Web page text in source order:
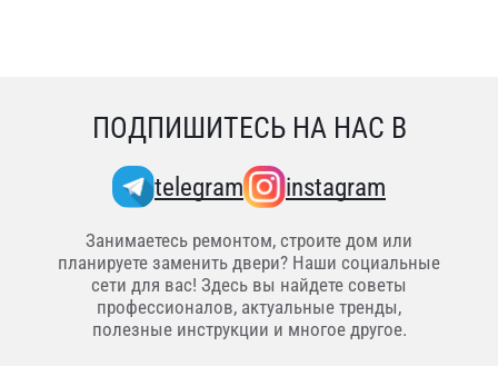
ПОДПИШИТЕСЬ НА НАС В
telegram instagram
Занимаетесь ремонтом, строите дом или
планируете заменить двери? Наши социальные
сети для вас! Здесь вы найдете советы
профессионалов, актуальные тренды,
полезные инструкции и многое другое.